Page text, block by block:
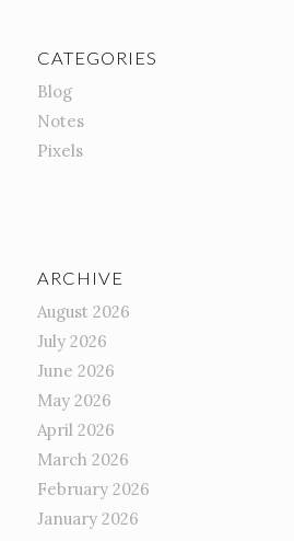
CATEGORIES
Blog
Notes
Pixels
ARCHIVE
August 2026
July 2026
June 2026
May 2026
April 2026
March 2026
February 2026
January 2026